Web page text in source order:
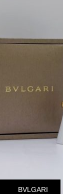
BVLGARI